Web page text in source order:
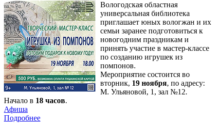
Вологодская областная
универсальная библиотека
приглашает юных вологжан и их
семьи заранее подготовиться к
новогодним праздникам и
принять участие в мастер-классе
по созданию игрушек из
помпонов.
Мероприятие состоится во
вторник, 19 ноября, по адресу:
М. Ульяновой, 1, зал №12.
Начало в 18 часов.
Афиша
Подробнее